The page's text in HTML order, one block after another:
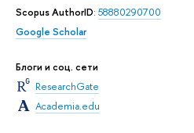
Scopus AuthorID: 58880290700
Google Scholar
Блоги и соц. сети
ResearchGate
Academia.edu